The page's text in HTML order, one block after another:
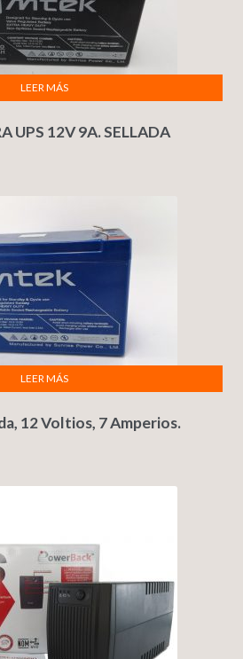
UPS 12V 9A. SELLADA
LEER MÁS
12 Voltios, 7 Amperios.
LEER MÁS